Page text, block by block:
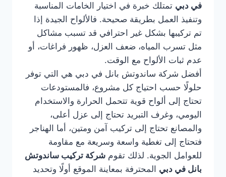
في دبي تمتلك خبرة في اختيار الخامات المناسبة
وتنفيذ العمل بطريقة صحيحة. فالألواح الجيدة إذا
تم تركيبها بشكل غير احترافي قد تسبب مشاكل
مثل تسرب المياه، ضعف العزل، ظهور فراغات، أو
عدم ثبات الألواح مع الوقت.
أفضل شركة ساندوتش بانل في دبي هي التي توفر
حلولًا حسب احتياج كل مشروع، فالمستودعات
تحتاج إلى ألواح قوية تتحمل الحرارة والاستخدام
اليومي، وغرف التبريد تحتاج إلى عزل أعلى،
والمصانع تحتاج إلى تركيب آمن ومتين، أما الهناجر
فتحتاج إلى تغطية واسعة وسريعة مع مقاومة
للعوامل الجوية. لذلك تقوم شركة تركيب ساندوتش
بانل في دبي المحترفة بمعاينة الموقع أولًا وتحديد